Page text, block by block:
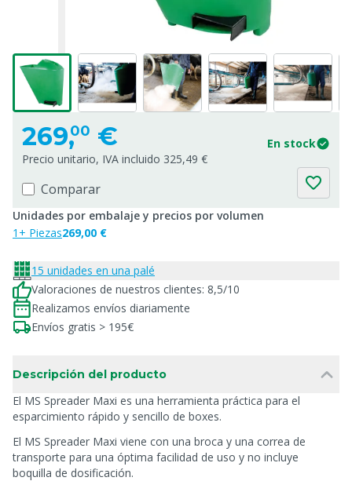
269,00 €
En stock
Precio unitario, IVA incluido 325,49 €
Comparar
Unidades por embalaje y precios por volumen
1+ Piezas269,00 €
15 unidades en una palé
Valoraciones de nuestros clientes: 8,5/10
Realizamos envíos diariamente
Envíos gratis > 195€
Descripción del producto
El MS Spreader Maxi es una herramienta práctica para el
esparcimiento rápido y sencillo de boxes.
El MS Spreader Maxi viene con una broca y una correa de
transporte para una óptima facilidad de uso y no incluye
boquilla de dosificación.